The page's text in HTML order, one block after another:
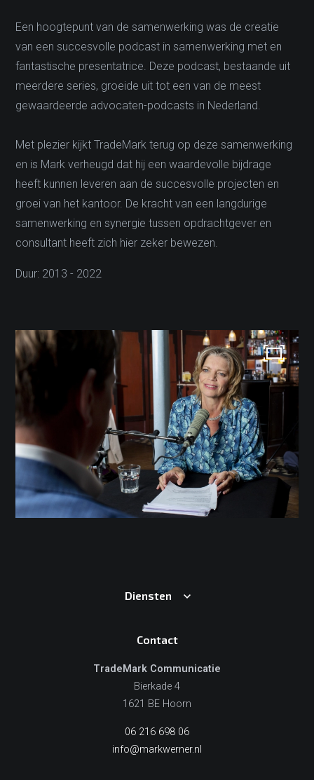
Een hoogtepunt van de samenwerking was de creatie
van een succesvolle podcast in samenwerking met en
fantastische presentatrice. Deze podcast, bestaande uit
meerdere series, groeide uit tot een van de meest
gewaardeerde advocaten-podcasts in Nederland.
Met plezier kijkt TradeMark terug op deze samenwerking
en is Mark verheugd dat hij een waardevolle bijdrage
heeft kunnen leveren aan de succesvolle projecten en
groei van het kantoor. De kracht van een langdurige
samenwerking en synergie tussen opdrachtgever en
consultant heeft zich hier zeker bewezen.
Duur: 2013 - 2022
Diensten
Contact
TradeMark Communicatie
Bierkade 4
1621 BE Hoorn
06 216 698 06
info@markwerner.nl